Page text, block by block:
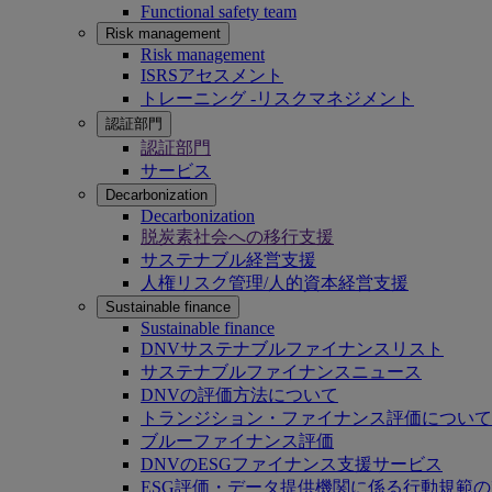
Functional safety team
Risk management
Risk management
ISRSアセスメント
トレーニング -リスクマネジメント
認証部門
認証部門
サービス
Decarbonization
Decarbonization
脱炭素社会への移行支援
サステナブル経営支援
人権リスク管理/人的資本経営支援
Sustainable finance
Sustainable finance
DNVサステナブルファイナンスリスト
サステナブルファイナンスニュース
DNVの評価方法について
トランジション・ファイナンス評価について
ブルーファイナンス評価
DNVのESGファイナンス支援サービス
ESG評価・データ提供機関に係る行動規範